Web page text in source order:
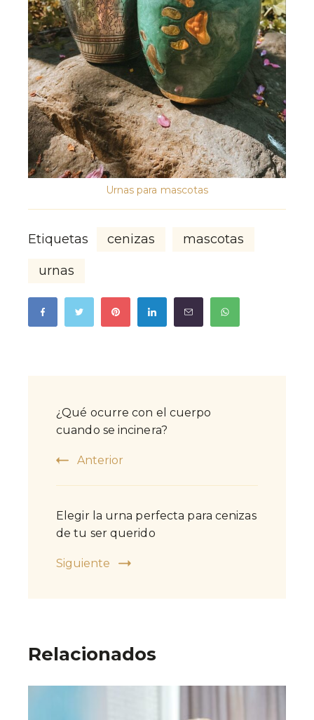
Urnas para mascotas
Etiquetas cenizas mascotas
urnas
Navigation
¿Qué ocurre con el cuerpo
cuando se incinera?
Anterior
Elegir la urna perfecta para cenizas
de tu ser querido
Siguiente
Relacionados